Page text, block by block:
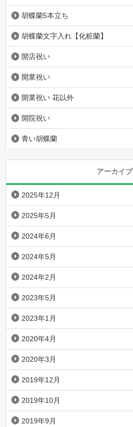
胡蝶蘭5本立ち
胡蝶蘭文字入れ【化粧蘭】
開店祝い
開業祝い
開業祝い 花以外
開院祝い
青い胡蝶蘭
アーカイブ
2025年12月
2025年5月
2024年6月
2024年5月
2024年2月
2023年5月
2023年1月
2020年4月
2020年3月
2019年12月
2019年10月
2019年9月